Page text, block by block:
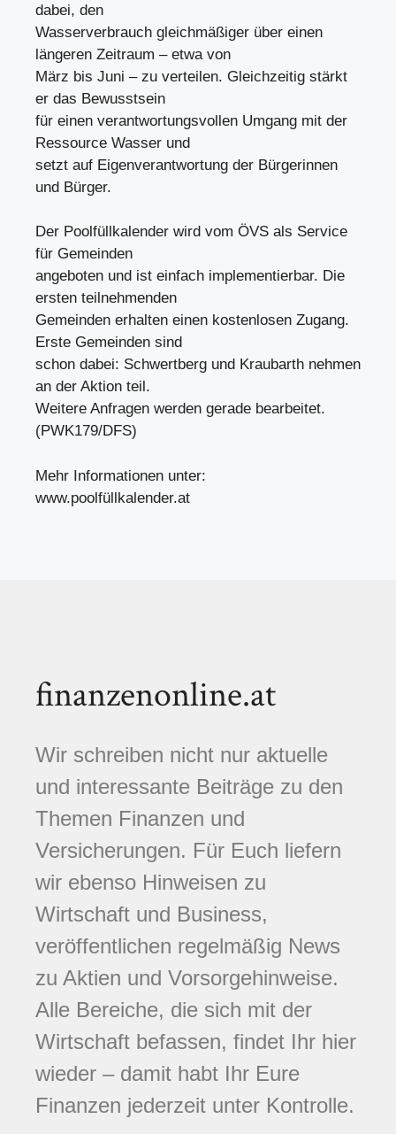
dabei, den
Wasserverbrauch gleichmäßiger über einen
längeren Zeitraum – etwa von
März bis Juni – zu verteilen. Gleichzeitig stärkt
er das Bewusstsein
für einen verantwortungsvollen Umgang mit der
Ressource Wasser und
setzt auf Eigenverantwortung der Bürgerinnen
und Bürger.
Der Poolfüllkalender wird vom ÖVS als Service
für Gemeinden
angeboten und ist einfach implementierbar. Die
ersten teilnehmenden
Gemeinden erhalten einen kostenlosen Zugang.
Erste Gemeinden sind
schon dabei: Schwertberg und Kraubarth nehmen
an der Aktion teil.
Weitere Anfragen werden gerade bearbeitet.
(PWK179/DFS)
Mehr Informationen unter:
www.poolfüllkalender.at
finanzenonline.at
Wir schreiben nicht nur aktuelle
und interessante Beiträge zu den
Themen Finanzen und
Versicherungen. Für Euch liefern
wir ebenso Hinweisen zu
Wirtschaft und Business,
veröffentlichen regelmäßig News
zu Aktien und Vorsorgehinweise.
Alle Bereiche, die sich mit der
Wirtschaft befassen, findet Ihr hier
wieder – damit habt Ihr Eure
Finanzen jederzeit unter Kontrolle.